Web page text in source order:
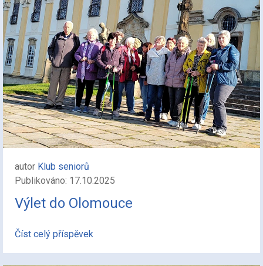
autor Klub seniorů
Publikováno: 17.10.2025
Výlet do Olomouce
Číst celý příspěvek